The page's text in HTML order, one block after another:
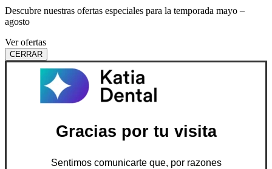
Descubre nuestras ofertas especiales para la temporada mayo –
agosto
Ver ofertas
CERRAR
Gracias por tu visita
Sentimos comunicarte que, por razones